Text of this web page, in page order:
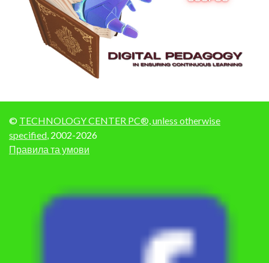
© TECHNOLOGY CENTER PC®, unless otherwise
specified, 2002-2026
Правила та умови